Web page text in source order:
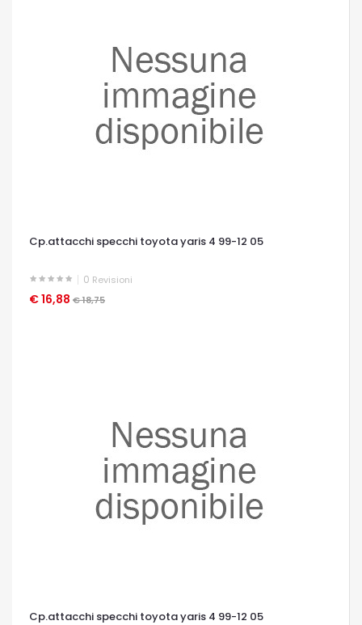
Cp.attacchi specchi toyota yaris 4 99-12 05
0 Revisioni
€ 16,88 € 18,75
OCCHIATA VELOCE
Cp.attacchi specchi toyota yaris 4 99-12 05